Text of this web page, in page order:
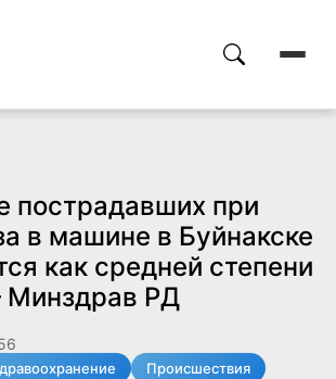
пострадавших при
в машине в Буйнакске
как средней степени
Минздрав РД
Происшествия